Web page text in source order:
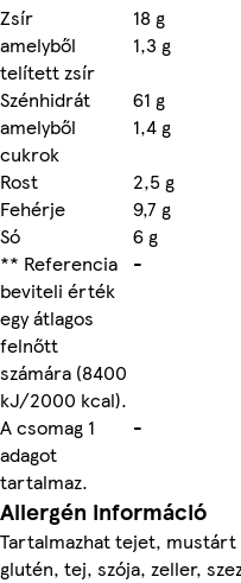
Zsír
18 g
amelyből
telített zsír
1,3 g
Szénhidrát
61 g
amelyből
cukrok
1,4 g
Rost
2,5 g
Fehérje
9,7 g
Só
6 g
** Referencia
beviteli érték
egy átlagos
felnőtt
számára (8400
kJ/2000 kcal).
-
A csomag 1
adagot
tartalmaz.
-
Allergén információ
Tartalmazhat tejet, mustárt
glutén, tej, szója, zeller,